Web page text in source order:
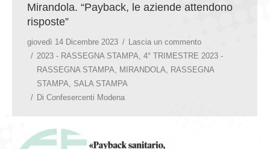
Mirandola. “Payback, le aziende attendono
risposte”
giovedì 14 Dicembre 2023
Lascia un commento
2023 - RASSEGNA STAMPA 4° TRIMESTRE 2023 -
RASSEGNA STAMPA
MIRANDOLA
RASSEGNA
STAMPA
SALA STAMPA
Di Confesercenti Modena